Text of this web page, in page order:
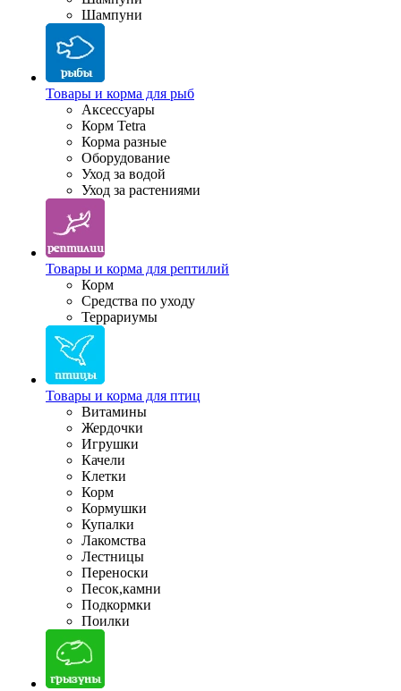
Шампуни
Товары и корма для рыб
Аксессуары
Корм Tetra
Корма разные
Оборудование
Уход за водой
Уход за растениями
Товары и корма для рептилий
Корм
Средства по уходу
Террариумы
Товары и корма для птиц
Витамины
Жердочки
Игрушки
Качели
Клетки
Корм
Кормушки
Купалки
Лакомства
Лестницы
Переноски
Песок,камни
Подкормки
Поилки